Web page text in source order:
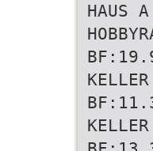
HAUS A